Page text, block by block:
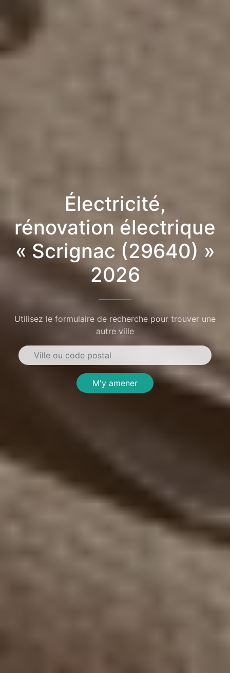
Électricité,
rénovation électrique
« Scrignac (29640) »
2026
Utilisez le formulaire de recherche pour trouver une
autre ville
M'y amener